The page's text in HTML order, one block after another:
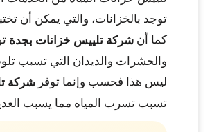
توجد بالخزانات، والتي يمكن أن
كما أن شركة تلييس خزانات بجدة
والحشرات والديدان التي تسبب
ليس هذا فحسب وإنما توفر شركة
تسبب تسرب المياه مما يسبب